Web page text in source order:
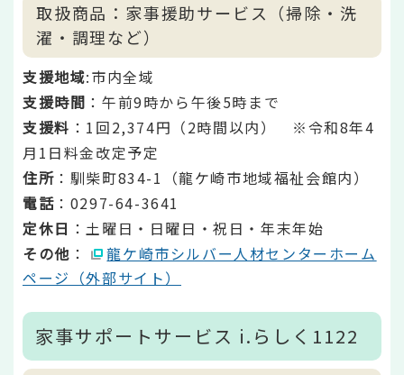
取扱商品：家事援助サービス（掃除・洗
濯・調理など）
支援地域:市内全域
支援時間 ：午前9時から午後5時まで
支援料 ：1回2,374円（2時間以内） ※令和8年4
月1日料金改定予定
住所 ：馴柴町834-1（龍ケ崎市地域福祉会館内）
電話 ：0297-64-3641
定休日 ：土曜日・日曜日・祝日・年末年始
その他 ：
龍ケ崎市シルバー人材センターホーム
ページ（外部サイト）
家事サポートサービス i.らしく1122